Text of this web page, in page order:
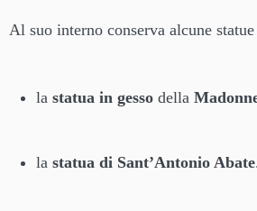
Al suo interno conserva alcune
la statua in gesso della
la statua di Sant’Antonio Abate